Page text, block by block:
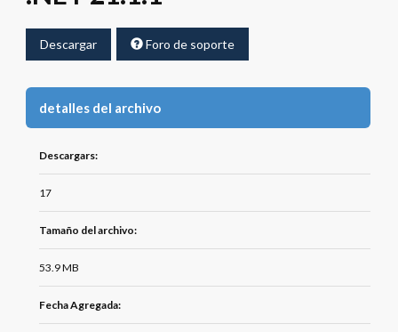
Descargar Foro de soporte
detalles del archivo
Descargars:
17
Tamaño del archivo:
53.9 MB
Fecha Agregada: